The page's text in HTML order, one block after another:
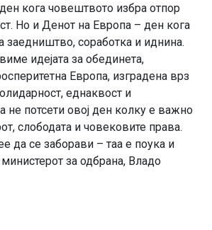
кога човештвото избра отпор
Но и Денот на Европа – ден кога
заедништво, соработка и иднина.
идејата за обединета,
Европа, изградена врз
еднаквост и
не потсети овој ден колку е важно
слободата и човековите права.
да се заборави – таа е поука и
за одбрана, Владо